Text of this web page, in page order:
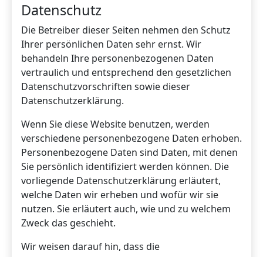
Datenschutz
Die Betreiber dieser Seiten nehmen den Schutz
Ihrer persönlichen Daten sehr ernst. Wir
behandeln Ihre personenbezogenen Daten
vertraulich und entsprechend den gesetzlichen
Datenschutzvorschriften sowie dieser
Datenschutzerklärung.
Wenn Sie diese Website benutzen, werden
verschiedene personenbezogene Daten erhoben.
Personenbezogene Daten sind Daten, mit denen
Sie persönlich identifiziert werden können. Die
vorliegende Datenschutzerklärung erläutert,
welche Daten wir erheben und wofür wir sie
nutzen. Sie erläutert auch, wie und zu welchem
Zweck das geschieht.
Wir weisen darauf hin, dass die